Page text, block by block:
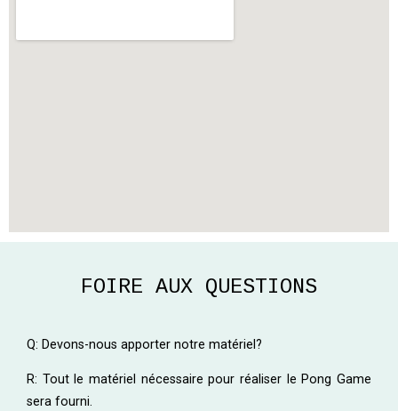
FOIRE AUX QUESTIONS
Q: Devons-nous apporter notre matériel?
R: Tout le matériel nécessaire pour réaliser le Pong Game
sera fourni.